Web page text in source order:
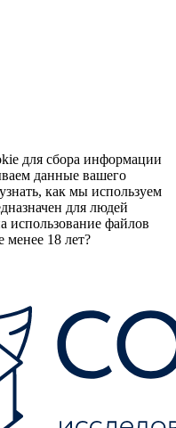
для сбора информации
данные вашего
как мы используем
для людей
использование файлов
менее 18 лет?